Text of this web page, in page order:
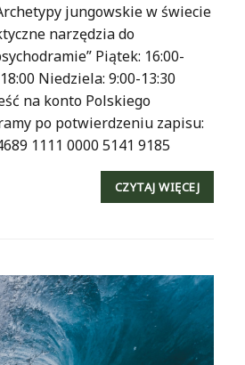
jungowskie w świecie
narzędzia do
Piątek: 16:00-
Niedziela: 9:00-13:30
na konto Polskiego
po potwierdzeniu zapisu:
1111 0000 5141 9185
CZYTAJ WIĘCEJ